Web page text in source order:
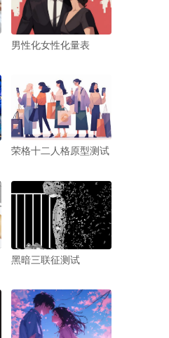
男性化女性化量表
荣格十二人格原型测试
黑暗三联征测试